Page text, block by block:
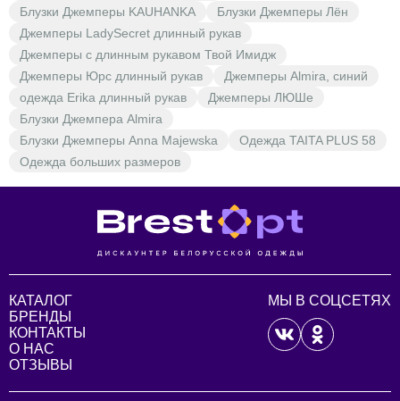
Блузки Джемперы KAUHANKA
Блузки Джемперы Лён
Джемперы LadySecret длинный рукав
Джемперы с длинным рукавом Твой Имидж
Джемперы Юрс длинный рукав
Джемперы Almira, синий
одежда Erika длинный рукав
Джемперы ЛЮШе
Блузки Джемпера Almira
Блузки Джемперы Anna Majewska
Одежда TAITA PLUS 58
Одежда больших размеров
КАТАЛОГ
БРЕНДЫ
КОНТАКТЫ
О НАС
ОТЗЫВЫ
МЫ В СОЦСЕТЯХ